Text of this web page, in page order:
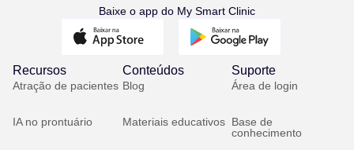
Baixe o app do My Smart Clinic
Recursos
Atração de pacientes
IA no prontuário
Conteúdos
Blog
Materiais educativos
Suporte
Área de login
Base de
conhecimento